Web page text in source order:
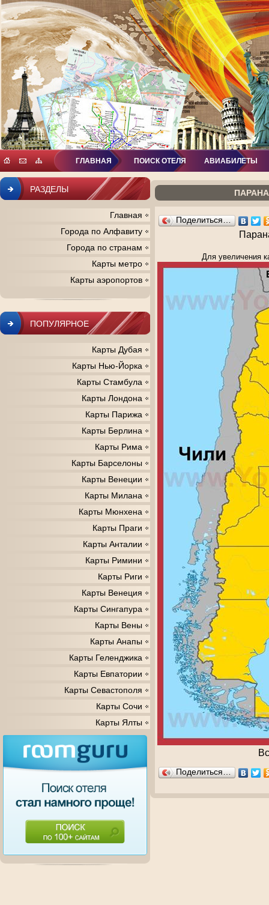
Поделиться…
Для увеличения
Поделиться…
РАЗДЕЛЫ
Главная
Города по Алфавиту
Города по странам
Карты метро
Карты аэропортов
ПОПУЛЯРНОЕ
Карты Дубая
Карты Нью-Йорка
Карты Стамбула
Карты Лондона
Карты Парижа
Карты Берлина
Карты Рима
Карты Барселоны
Карты Венеции
Карты Милана
Карты Мюнхена
Карты Праги
Карты Анталии
Карты Римини
Карты Риги
Карты Венеция
Карты Сингапура
Карты Вены
Карты Анапы
Карты Геленджика
Карты Евпатории
Карты Севастополя
Карты Сочи
Карты Ялты
ГЛАВНАЯ ПОИСК ОТЕЛЯ АВИАБИЛЕТЫ